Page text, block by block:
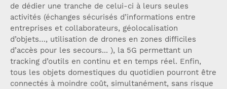
de dédier une tranche de celui-ci à leurs seules
activités (échanges sécurisés d’informations entre
entreprises et collaborateurs, géolocalisation
d’objets…, utilisation de drones en zones difficiles
d’accès pour les secours... ), la 5G permettant un
tracking d’outils en continu et en temps réel. Enfin,
tous les objets domestiques du quotidien pourront être
connectés à moindre coût, simultanément, sans risque